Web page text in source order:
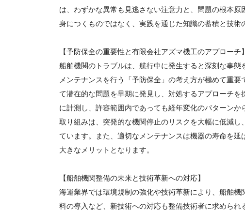
は、わずかな異常も見逃さない注意力と、問題の根本
身につくものではなく、実践を通じた知識の蓄積と技術
【予防保全の重要性と有限会社アズマ機工のアプローチ】
船舶機関のトラブルは、航行中に発生すると深刻な事
メンテナンスを行う「予防保全」の考え方が極めて重
て潜在的な問題を早期に発見し、対処するアプローチ
に計測し、許容範囲内であっても経年変化のパターン
取り組みは、突発的な機関停止のリスクを大幅に低減
ています。また、適切なメンテナンスは機器の寿命を
大きなメリットとなります。
【船舶機関整備の未来と技術革新への対応】
海運業界では環境規制の強化や技術革新により、船舶
料の導入など、新技術への対応も整備技術者に求められ